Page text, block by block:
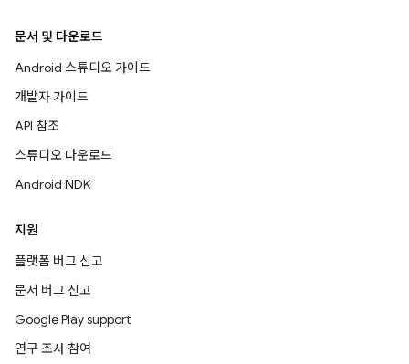
문서 및 다운로드
Android 스튜디오 가이드
개발자 가이드
API 참조
스튜디오 다운로드
Android NDK
지원
플랫폼 버그 신고
문서 버그 신고
Google Play support
연구 조사 참여